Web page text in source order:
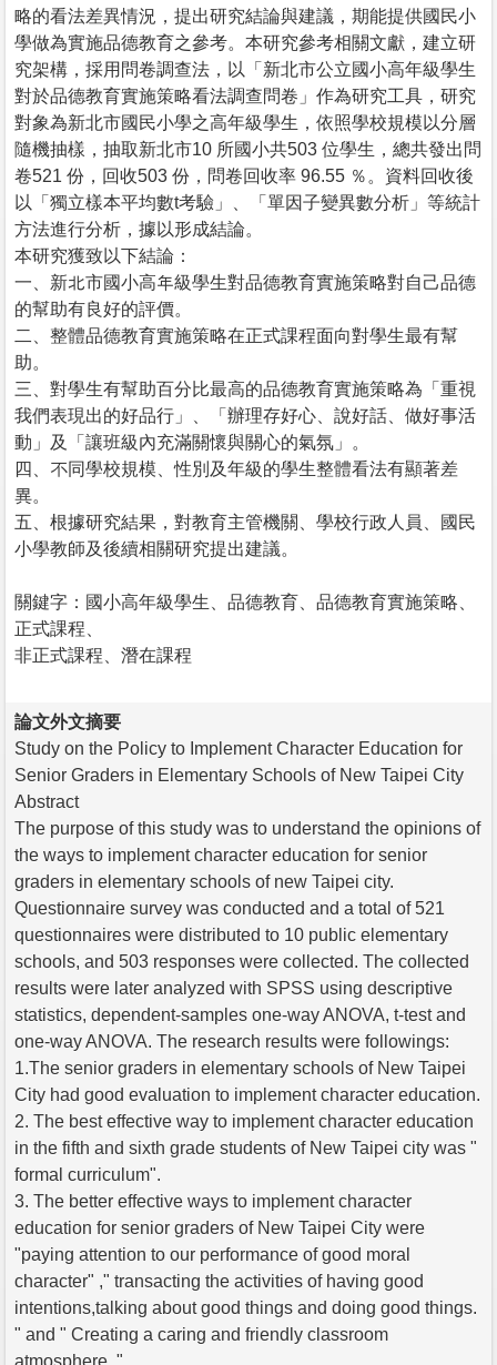
略的看法差異情況，提出研究結論與建議，期能提供國民小
學做為實施品德教育之參考。本研究參考相關文獻，建立研
究架構，採用問卷調查法，以「新北市公立國小高年級學生
對於品德教育實施策略看法調查問卷」作為研究工具，研究
對象為新北市國民小學之高年級學生，依照學校規模以分層
隨機抽樣，抽取新北市10 所國小共503 位學生，總共發出問
卷521 份，回收503 份，問卷回收率 96.55 ％。資料回收後
以「獨立樣本平均數t考驗」、「單因子變異數分析」等統計
方法進行分析，據以形成結論。
本研究獲致以下結論：
一、新北市國小高年級學生對品德教育實施策略對自己品德
的幫助有良好的評價。
二、整體品德教育實施策略在正式課程面向對學生最有幫
助。
三、對學生有幫助百分比最高的品德教育實施策略為「重視
我們表現出的好品行」、「辦理存好心、說好話、做好事活
動」及「讓班級內充滿關懷與關心的氣氛」。
四、不同學校規模、性別及年級的學生整體看法有顯著差
異。
五、根據研究結果，對教育主管機關、學校行政人員、國民
小學教師及後續相關研究提出建議。
關鍵字：國小高年級學生、品德教育、品德教育實施策略、
正式課程、
非正式課程、潛在課程
論文外文摘要
Study on the Policy to Implement Character Education for
Senior Graders in Elementary Schools of New Taipei City
Abstract
The purpose of this study was to understand the opinions of
the ways to implement character education for senior
graders in elementary schools of new Taipei city.
Questionnaire survey was conducted and a total of 521
questionnaires were distributed to 10 public elementary
schools, and 503 responses were collected. The collected
results were later analyzed with SPSS using descriptive
statistics, dependent-samples one-way ANOVA, t-test and
one-way ANOVA. The research results were followings:
1.The senior graders in elementary schools of New Taipei
City had good evaluation to implement character education.
2. The best effective way to implement character education
in the fifth and sixth grade students of New Taipei city was "
formal curriculum".
3. The better effective ways to implement character
education for senior graders of New Taipei City were
"paying attention to our performance of good moral
character" ," transacting the activities of having good
intentions,talking about good things and doing good things.
" and " Creating a caring and friendly classroom
atmosphere. "